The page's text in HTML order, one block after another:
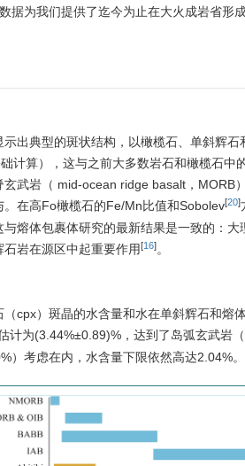
据为我们提供了迄今为止在大火成岩省形
出典型的斑状结构，以橄榄石、单斜辉
计算），这与之前大多数岩石和橄榄石中
武岩（ mid-ocean ridge basalt，MORB
在高Fo橄榄石的Fe/Mn比值和Sobolev[20]
熔体包裹体研究的最新结果是一致的：
岩在源区中起重要作用[16]。
cpx）斑晶的水含量和水在单斜辉石和熔
计为(3.44%±0.89)%，达到了岛弧玄武岩
）考虑在内，水含量下限依然高达2.04%。